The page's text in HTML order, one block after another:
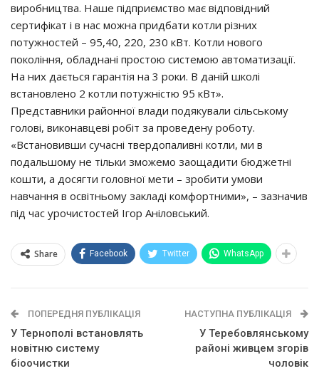
виробництва. Наше підприємство має відповідний
сертифікат і в нас можна придбати котли різних
потужностей – 95,40, 220, 230 кВт. Котли нового
покоління, обладнані простою системою автоматизації.
На них дається гарантія на 3 роки. В даній школі
встановлено 2 котли потужністю 95 кВт».
Представники районної влади подякували сільському
голові, виконавцеві робіт за проведену роботу.
«Встановивши сучасні твердопаливні котли, ми в
подальшому не тільки зможемо заощадити бюджетні
кошти, а досягти головної мети – зробити умови
навчання в освітньому закладі комфортними», – зазначив
під час урочистостей Ігор Аніловський.
Share Facebook Twitter WhatsApp
ПОПЕРЕДНЯ ПУБЛІКАЦІЯ
У Тернополі встановлять
новітню систему
біоочистки
НАСТУПНА ПУБЛІКАЦІЯ
У Теребовлянському
районі живцем згорів
чоловік